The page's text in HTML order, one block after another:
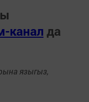
канал да
языгыз,